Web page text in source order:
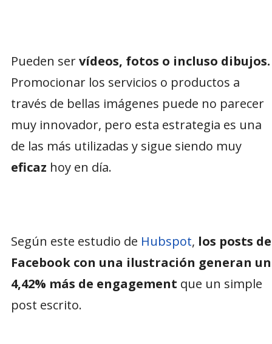
Pueden servídeos, fotos o incluso dibujos.
Promocionar los servicios o productos a
través de bellas imágenes puede no parecer
muy innovador, pero esta estrategia es una
de las más utilizadas y sigue siendo muy
eficaz hoy en día.
Según este estudio de Hubspot, los posts de
Facebook con una ilustración generan un
4,42% más de engagement que un simple
post escrito.